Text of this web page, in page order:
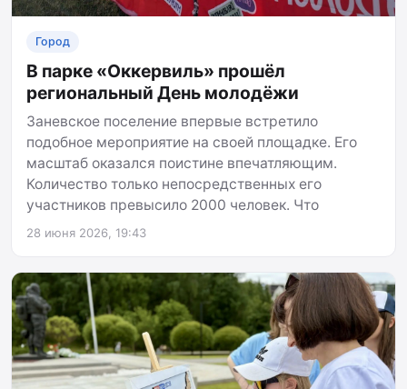
Город
В парке «Оккервиль» прошёл
региональный День молодёжи
Заневское поселение впервые встретило
подобное мероприятие на своей площадке. Его
масштаб оказался поистине впечатляющим.
Количество только непосредственных его
участников превысило 2000 человек. Что
28 июня 2026, 19:43